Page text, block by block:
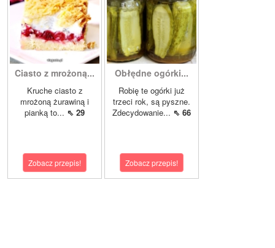
Ciasto z mrożoną...
Kruche ciasto z
mrożoną żurawiną i
pianką to... ⇖ 29
Zobacz przepis!
Obłędne ogórki...
Robię te ogórki już
trzeci rok, są pyszne.
Zdecydowanie... ⇖ 66
Zobacz przepis!